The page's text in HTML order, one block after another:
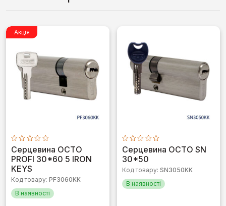
Акція
Оцінено
в
0
з
5
Серцевина OCTO
PROFI 30*60 5 IRON
KEYS
Код товару: PF3060KK
В наявності
Оцінено
в
0
5
Серцевина OCTO SN
30*50
Код товару: SN3050KK
В наявності